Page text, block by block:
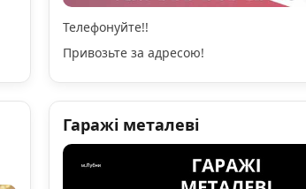
Телефонуйте!!
Привозьте за адресою!
Гаражі металеві